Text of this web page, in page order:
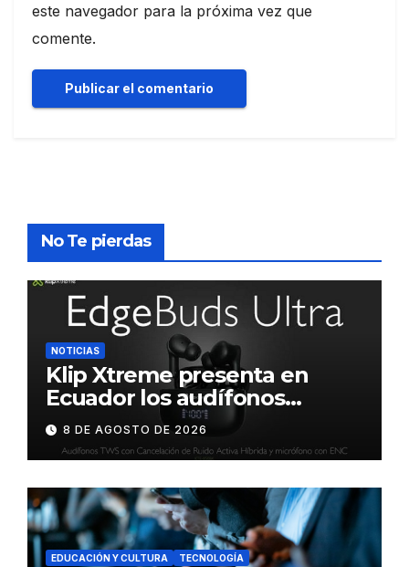
este navegador para la próxima vez que
comente.
No Te pierdas
NOTICIAS
Klip Xtreme presenta en
Ecuador los audífonos
DynaBuds con sonido
inteligente y control táctil
8 DE AGOSTO DE 2026
EDUCACIÓN Y CULTURA TECNOLOGÍA